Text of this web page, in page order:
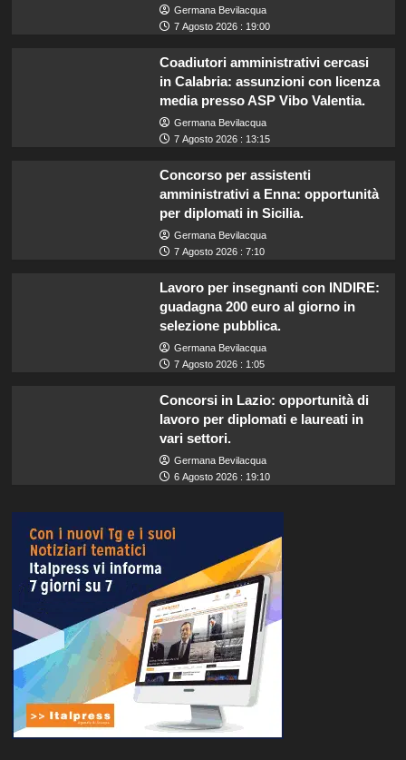
Germana Bevilacqua
7 Agosto 2026 : 19:00
Coadiutori amministrativi cercasi
in Calabria: assunzioni con licenza
media presso ASP Vibo Valentia.
Germana Bevilacqua
7 Agosto 2026 : 13:15
Concorso per assistenti
amministrativi a Enna: opportunità
per diplomati in Sicilia.
Germana Bevilacqua
7 Agosto 2026 : 7:10
Lavoro per insegnanti con INDIRE:
guadagna 200 euro al giorno in
selezione pubblica.
Germana Bevilacqua
7 Agosto 2026 : 1:05
Concorsi in Lazio: opportunità di
lavoro per diplomati e laureati in
vari settori.
Germana Bevilacqua
6 Agosto 2026 : 19:10